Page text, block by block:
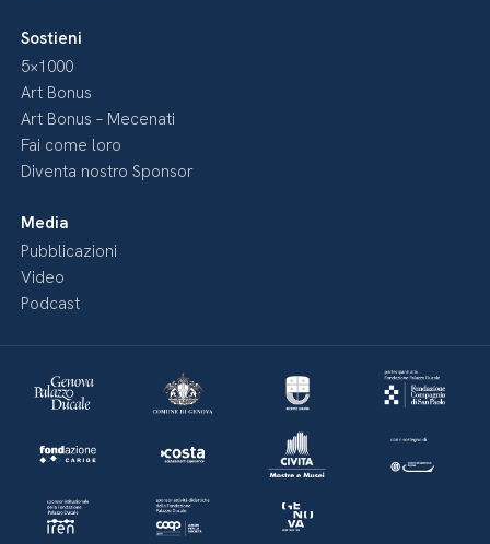
Sostieni
5×1000
Art Bonus
Art Bonus – Mecenati
Fai come loro
Diventa nostro Sponsor
Media
Pubblicazioni
Video
Podcast